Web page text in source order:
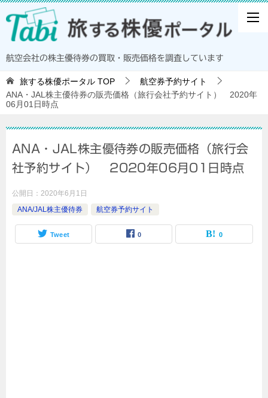
航空会社の株主優待券の買取・販売価格を調査しています
旅する株優ポータル TOP
航空券予約サイト
ANA・JAL株主優待券の販売価格（旅行会社予約サイト） 2020年
06月01日時点
ANA・JAL株主優待券の販売価格（旅行会
社予約サイト） 2020年06月01日時点
公開日： 2020年6月1日
ANA/JAL株主優待券
航空券予約サイト
Tweet 0 0